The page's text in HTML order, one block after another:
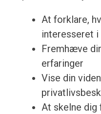
At forklare,
interesseret i
Fremhæve
erfaringer
Vise din
At skelne dig